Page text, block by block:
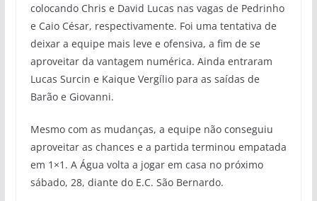
colocando Chris e David Lucas nas vagas de Pedrinho
e Caio César, respectivamente. Foi uma tentativa de
deixar a equipe mais leve e ofensiva, a fim de se
aproveitar da vantagem numérica. Ainda entraram
Lucas Surcin e Kaique Vergílio para as saídas de
Barão e Giovanni.
Mesmo com as mudanças, a equipe não conseguiu
aproveitar as chances e a partida terminou empatada
em 1×1. A Água volta a jogar em casa no próximo
sábado, 28, diante do E.C. São Bernardo.